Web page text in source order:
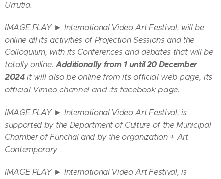
Urrutia.
IMAGE PLAY ► International Video Art Festival, will be
online all its activities of Projection Sessions and the
Colloquium, with its Conferences and debates that will be
totally online. Additionally from 1 until 20 December
2024 it will also be online from its official web page, its
official Vimeo channel and its facebook page.
IMAGE PLAY ► International Video Art Festival, is
supported by the Department of Culture of the Municipal
Chamber of Funchal and by the organization + Art
Contemporary
IMAGE PLAY ► International Video Art Festival, is